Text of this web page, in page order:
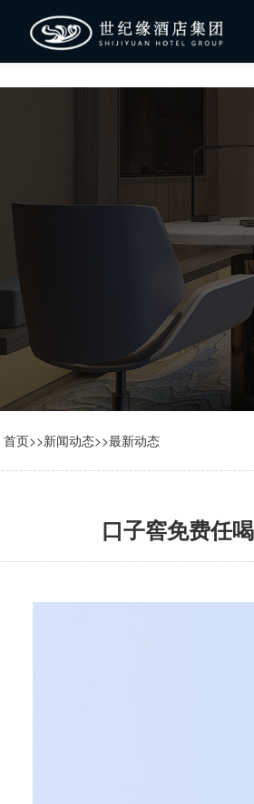
首页>>新闻动态>>最新动态
口子窖免费任